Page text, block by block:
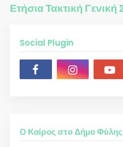
Ετήσια Τακτική
Social Plugin
Ο Καίρος στο Δήμο Φύλης